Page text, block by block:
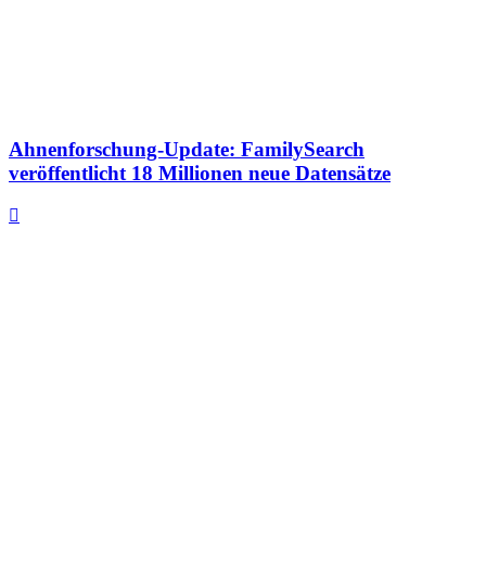
Ahnenforschung-Update: FamilySearch
veröffentlicht 18 Millionen neue Datensätze